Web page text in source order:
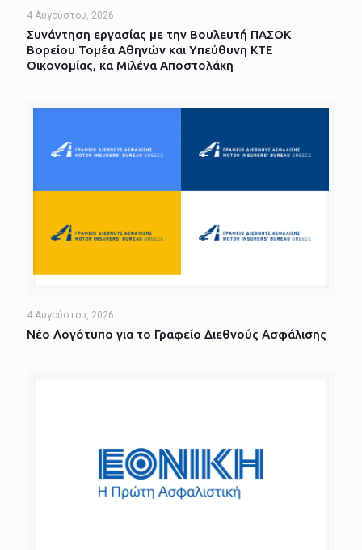
4 Αυγούστου, 2026
Συνάντηση εργασίας με την Βουλευτή ΠΑΣΟΚ
Βορείου Τομέα Αθηνών και Υπεύθυνη ΚΤΕ
Οικονομίας, κα Μιλένα Αποστολάκη
4 Αυγούστου, 2026
Νέο Λογότυπο για το Γραφείο Διεθνούς Ασφάλισης